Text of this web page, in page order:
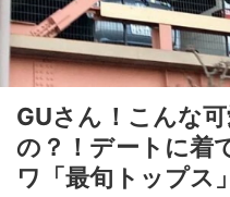
GUさん！こんな
の？！デートに
ワ「最旬トップス